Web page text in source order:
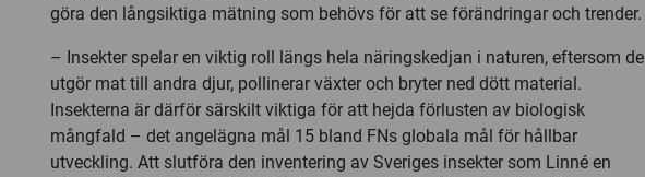
göra den långsiktiga mätning som behövs för att se förändringar och trender.
– Insekter spelar en viktig roll längs hela näringskedjan i naturen, eftersom de
utgör mat till andra djur, pollinerar växter och bryter ned dött material.
Insekterna är därför särskilt viktiga för att hejda förlusten av biologisk
mångfald – det angelägna mål 15 bland FNs globala mål för hållbar
utveckling. Att slutföra den inventering av Sveriges insekter som Linné en